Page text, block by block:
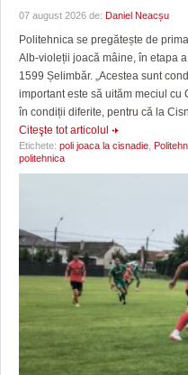
07 august 2026 de: Daniel Neacșu
Politehnica se pregătește de
Alb-violeții joacă mâine, în etapa
1599 Șelimbăr. „Acestea sunt
important este să uităm meciul cu
în condiții diferite, pentru că la
Citeşte tot articolul
Etichete: poli joaca la cisnadie
politehnica